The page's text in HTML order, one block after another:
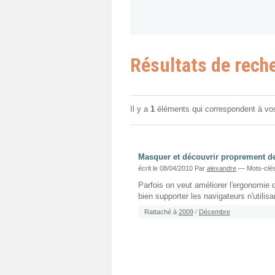
Résultats de
Il y a 1 éléments qui correspondent à
Masquer et découvrir proprement
écrit le 08/04/2010 Par alexandre — Mots-
Parfois on veut améliorer
bien supporter les navigateurs
Rattaché à 2009 / Décembre